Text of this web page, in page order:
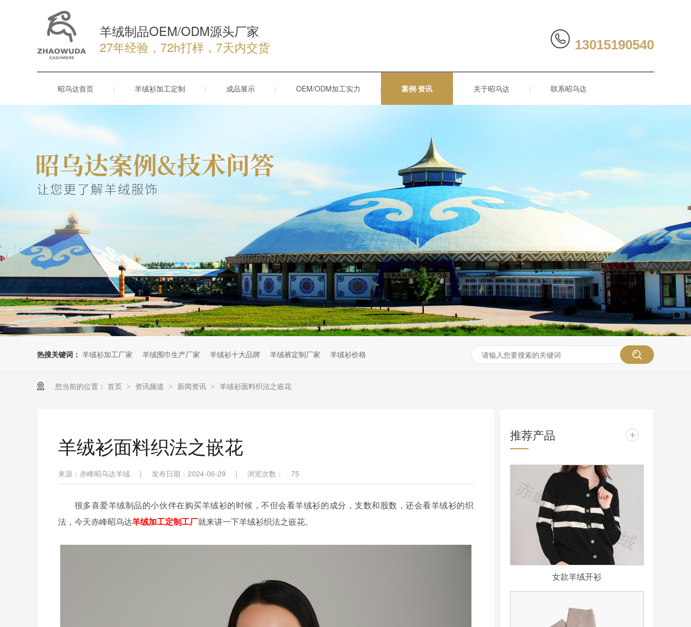
羊绒制品OEM/ODM源头厂家
27年经验，72h打样，7天内交货 13015190540
昭乌达首页 羊绒衫加工定制 成品展示 OEM/ODM加工实力 案例·资讯 关于昭乌达 联系昭乌达
热搜关键词： 羊绒衫加工厂家 羊绒围巾生产厂家 羊绒衫十大品牌 羊绒裤定制厂家 羊绒衫价格
您当前的位置： 首页 > 资讯频道 > 新闻资讯 > 羊绒衫面料织法之嵌花
羊绒衫面料织法之嵌花
来源：赤峰昭乌达羊绒 | 发布日期：2024-06-29 | 浏览次数： 75
很多喜爱羊绒制品的小伙伴在购买羊绒衫的时候，不但会看羊绒衫的成分，支数和股数，还会看羊绒衫的织
法，今天赤峰昭乌达羊绒加工定制工厂就来讲一下羊绒衫织法之嵌花。
推荐产品 +
女款羊绒开衫